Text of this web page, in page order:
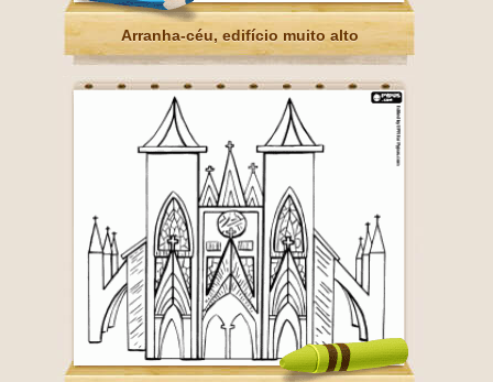
Arranha-céu, edifício muito alto